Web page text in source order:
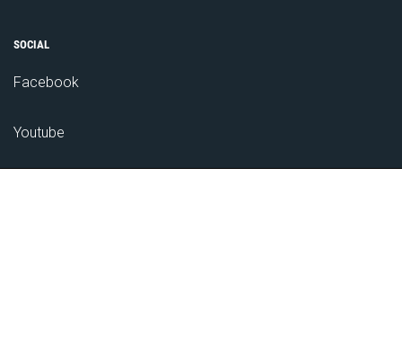
SOCIAL
Facebook
Youtube